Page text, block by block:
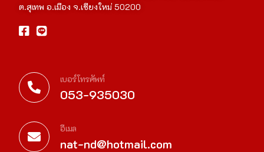
ต.สุเทพ อ.เมือง จ.เชียงใหม่ 50200
เบอร์โทรศัพท์
053-935030
อีเมล
nat-nd@hotmail.com